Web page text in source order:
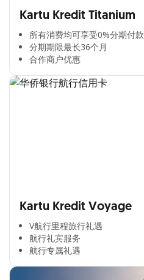
Kartu Kredit Titanium
所有消费均可享受0%分期付款​
分期期限最长36个月​
合作商户优惠​
Kartu Kredit Voyage
V航行里程旅行礼遇
航行礼宾服务
航行专属礼遇